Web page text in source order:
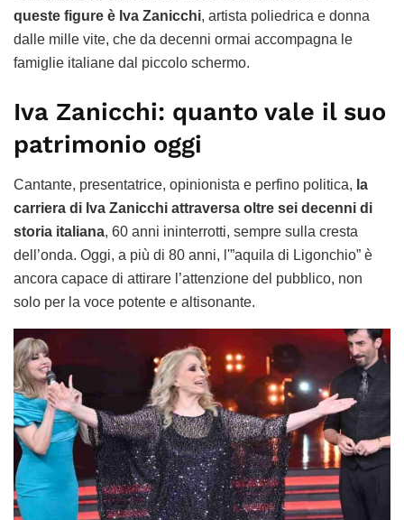
queste figure è Iva Zanicchi, artista poliedrica e donna
dalle mille vite, che da decenni ormai accompagna le
famiglie italiane dal piccolo schermo.
Iva Zanicchi: quanto vale il suo
patrimonio oggi
Cantante, presentatrice, opinionista e perfino politica, la
carriera di Iva Zanicchi attraversa oltre sei decenni di
storia italiana, 60 anni ininterrotti, sempre sulla cresta
dell’onda. Oggi, a più di 80 anni, l'”aquila di Ligonchio” è
ancora capace di attirare l’attenzione del pubblico, non
solo per la voce potente e altisonante.